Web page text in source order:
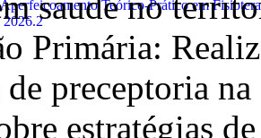
Primária:
de preceptoria
estratégias